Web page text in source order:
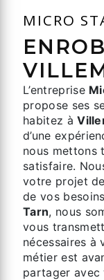
MICRO
ENROBÉE À
L’entreprise
propose ses
habitez à
d’une
nous mettons
satisfaire.
votre projet
de vos
Tarn, nous
vous
nécessaires à
métier est
partager avec